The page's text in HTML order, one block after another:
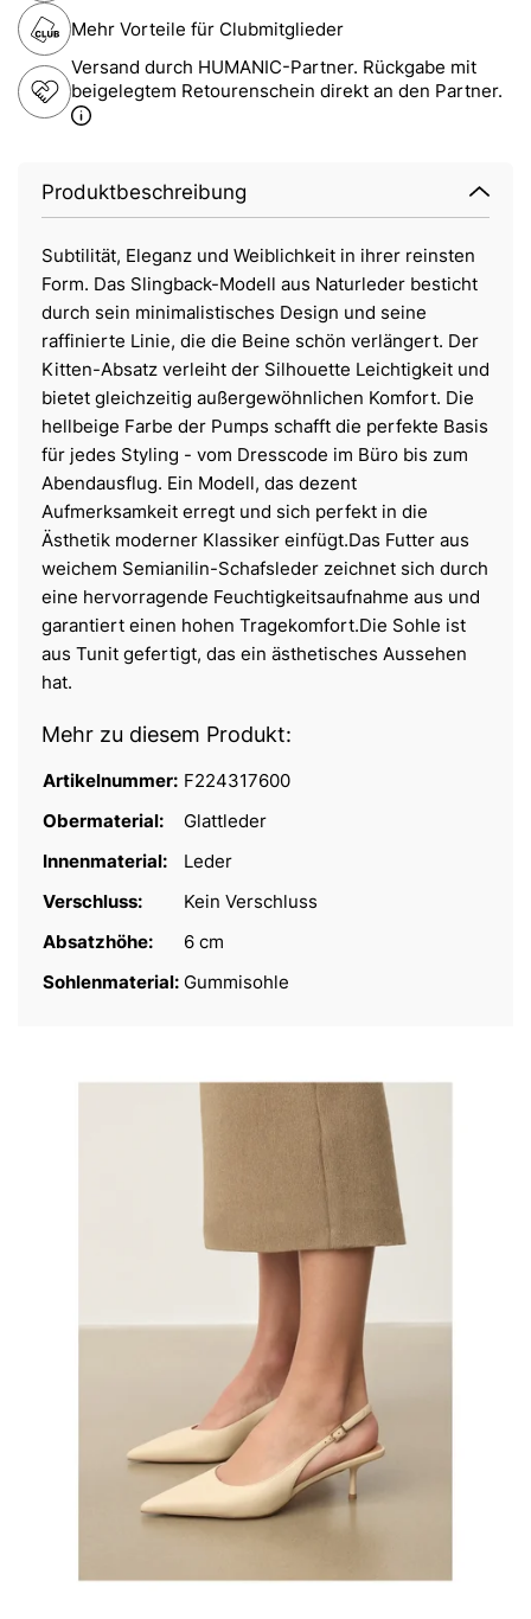
Mehr Vorteile für Clubmitglieder
Versand durch HUMANIC-Partner. Rückgabe mit
beigelegtem Retourenschein direkt an den Partner.
Produktbeschreibung
Subtilität, Eleganz und Weiblichkeit in ihrer reinsten
Form. Das Slingback-Modell aus Naturleder besticht
durch sein minimalistisches Design und seine
raffinierte Linie, die die Beine schön verlängert. Der
Kitten-Absatz verleiht der Silhouette Leichtigkeit und
bietet gleichzeitig außergewöhnlichen Komfort. Die
hellbeige Farbe der Pumps schafft die perfekte Basis
für jedes Styling - vom Dresscode im Büro bis zum
Abendausflug. Ein Modell, das dezent
Aufmerksamkeit erregt und sich perfekt in die
Ästhetik moderner Klassiker einfügt.Das Futter aus
weichem Semianilin-Schafsleder zeichnet sich durch
eine hervorragende Feuchtigkeitsaufnahme aus und
garantiert einen hohen Tragekomfort.Die Sohle ist
aus Tunit gefertigt, das ein ästhetisches Aussehen
hat.
Mehr zu diesem Produkt:
Artikelnummer: F224317600
Obermaterial:
Glattleder
Innenmaterial:
Leder
Verschluss:
Kein Verschluss
Absatzhöhe:
6 cm
Sohlenmaterial: Gummisohle